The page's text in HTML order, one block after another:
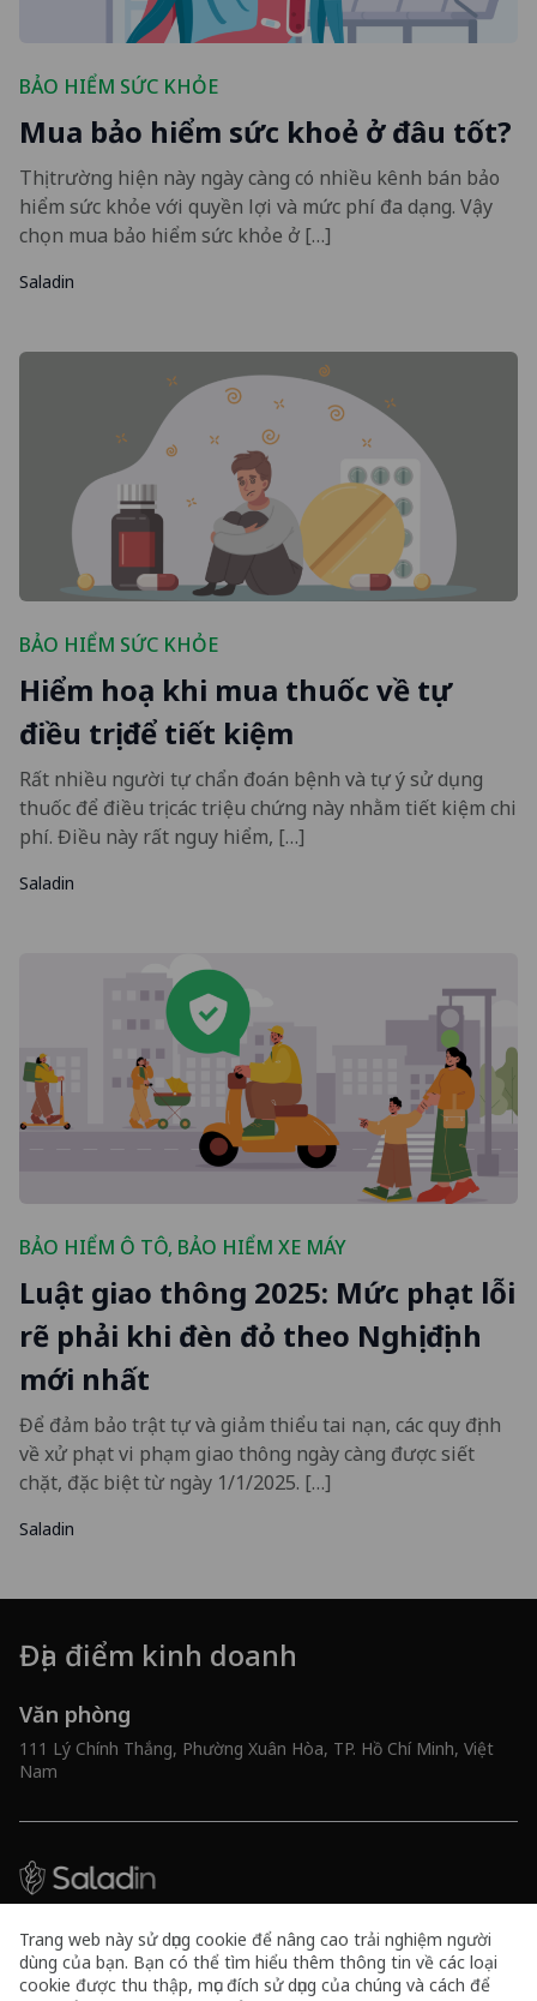
BẢO HIỂM SỨC KHỎE
Mua bảo hiểm sức khoẻ ở đâu tốt?
Thị trường hiện này ngày càng có nhiều kênh bán bảo
hiểm sức khỏe với quyền lợi và mức phí đa dạng. Vậy
chọn mua bảo hiểm sức khỏe ở […]
Saladin
BẢO HIỂM SỨC KHỎE
Hiểm hoạ khi mua thuốc về tự
điều trị để tiết kiệm
Rất nhiều người tự chẩn đoán bệnh và tự ý sử dụng
thuốc để điều trị các triệu chứng này nhằm tiết kiệm chi
phí. Điều này rất nguy hiểm, […]
Saladin
BẢO HIỂM Ô TÔ, BẢO HIỂM XE MÁY
Luật giao thông 2025: Mức phạt lỗi
rẽ phải khi đèn đỏ theo Nghị định
mới nhất
Để đảm bảo trật tự và giảm thiểu tai nạn, các quy định
về xử phạt vi phạm giao thông ngày càng được siết
chặt, đặc biệt từ ngày 1/1/2025. […]
Saladin
Địa điểm kinh doanh
Văn phòng
111 Lý Chính Thắng, Phường Xuân Hòa, TP. Hồ Chí Minh, Việt
Nam
Mã số doanh nghiệp 0316591461
Kết nối với chúng tôi
Hotline
Trang web này sử dụng cookie để nâng cao trải nghiệm người
dùng của bạn. Bạn có thể tìm hiểu thêm thông tin về các loại
cookie được thu thập, mục đích sử dụng của chúng và cách để